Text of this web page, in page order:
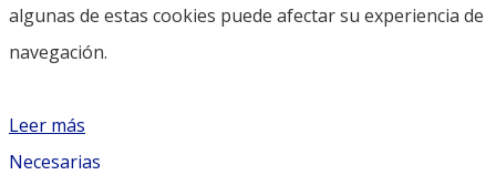
algunas de estas cookies puede afectar su experiencia de
navegación.
Leer más
Necesarias